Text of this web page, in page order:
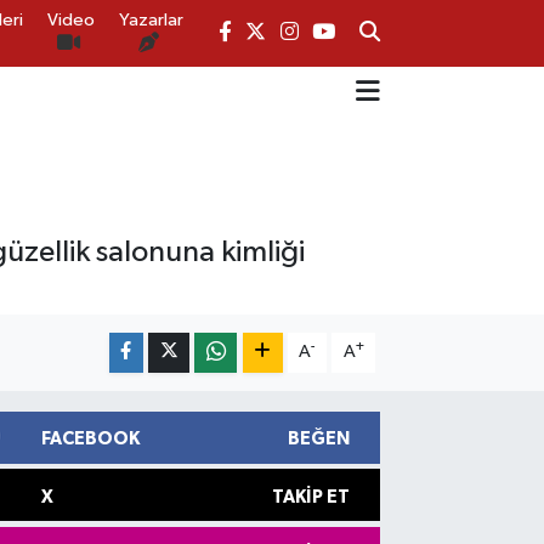
Video Yazarlar
salonuna kimliği
A- A+
FACEBOOK BEĞEN
X TAKIP ET